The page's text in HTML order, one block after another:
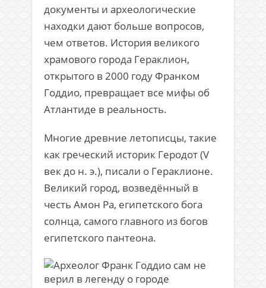
документы и археологические
находки дают больше вопросов,
чем ответов. История великого
храмового города Гераклион,
открытого в 2000 году Франком
Годдио, превращает все мифы об
Атлантиде в реальность.
Многие древние летописцы, такие
как греческий историк Геродот (V
век до н. э.), писали о Гераклионе.
Великий город, возведённый в
честь Амон Ра, египетского бога
солнца, самого главного из богов
египетского пантеона.